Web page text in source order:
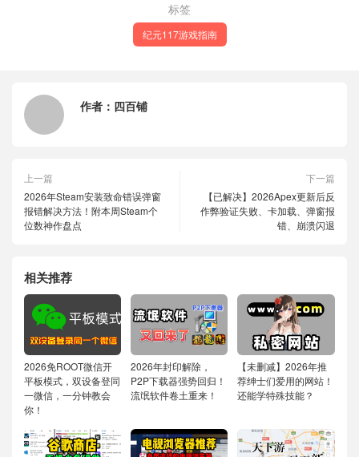
标签
纪元117游戏指南
作者： 四百铺
上一篇
2026年Steam安装致命错误弹窗
报错解决方法！附本周Steam个
位数神作盘点
下一篇
【已解决】2026Apex更新后反
作弊验证失败、卡加载、弹窗报
错、崩溃闪退
相关推荐
2026免ROOT微信开
平板模式，双设备登同
一微信，一分钟教会
你！
2026年封印解除，
P2P下载器强势回归！
流氓软件卷土重来！
【未删减】2026年推
荐绅士们爱用的网站！
还能学特殊技能？